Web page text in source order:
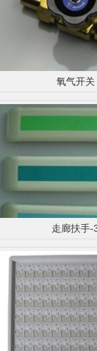
氧气开关
走廊扶手-